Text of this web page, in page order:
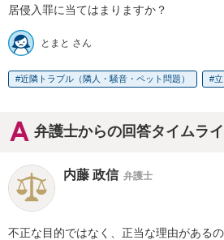
居侵入罪に当てはまりますか？
とまと さん
近隣トラブル（隣人・騒音・ペット問題）
弁護士からの回答タイムラ
内藤 政信 弁護士
不正な目的ではなく、正当な理由がある